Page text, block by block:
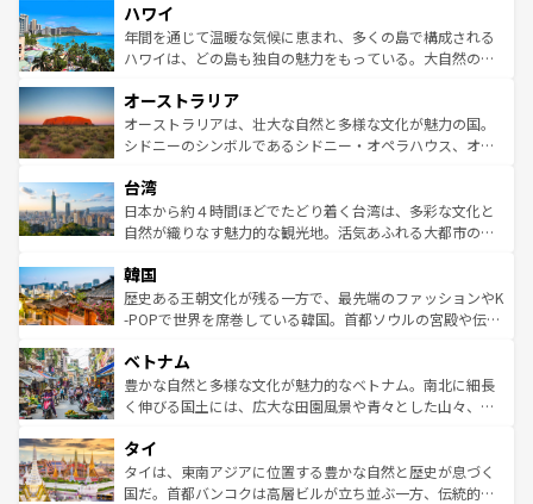
ば市内交通費無料で観光を楽しむこともできる。 なお、新
着のスイス情報はコンテンツ一覧 を参照してほしい。
のような巨大都市は、観光、ショッピング、エンターテイ
ンメントが詰まった刺激的なスポットだ。一方、アメリカ
西部には大自然が広がり、グランドキャニオンやイエロー
部のニューオーリンズでは、音楽と美食が融合した独特の
文化が魅力。旅行者はアメリカの各地域で異なる魅力を楽
しみながら、その多様性と豊かな歴史を感じることができ
ならではの贅沢な旅のスタイルだ。 なお、新着のアメリカ
情報はコンテンツ一覧を参照してほしい。
ハワイ
年間を通じて温暖な気候に恵まれ、多くの島で構成される
ハワイは、どの島も独自の魅力をもっている。大自然の神
ワイ島は見逃せない。また、定番の観光地といえばオアフ
島だが、静かな自然を求めるならマウイ島やカウアイ島が
おすすめ。エメラルドグリーンに輝く海をはじめ、豊かな
れるおもてなしの心で訪れる人々を迎えてくれるハワイの
人々、おいしいローカルフードやハワイアンミュージッ
ク、伝統的なフラダンスなど、すべてがハワイの魅力を彩
ワイを、存分に味わってほしい。 なお、新着のハワイ情報
はコンテンツ一覧を参照してほしい。
オーストラリア
オーストラリアは、壮大な自然と多様な文化が魅力の国。
シドニーのシンボルであるシドニー・オペラハウス、オー
リアリーフや大陸中央部にそびえるウルル（エアーズロッ
ク）、タスマニアの美しい原生林やケアンズの熱帯雨林な
ど、見どころがたくさん。また、カフェやワイン、オージ
いる。アクティビティも充実しており、サーフィンやダイ
ビング、ハイキングなど、アウトドア好きにはたまらな
い。オーストラリアの多彩な魅力を存分に味わいつくそ
参照してほしい。
台湾
日本から約４時間ほどでたどり着く台湾は、多彩な文化と
自然が織りなす魅力的な観光地。活気あふれる大都市の台
ン）、静ひつな山岳地帯である台湾東部など、都市の喧騒
と山間の静けさが共存しており、訪れる人に新しい発見と
驚きをもたらしてくれる。また、奥深い台湾の食文化も魅
容にもいいと評判のスイーツなど、バラエティ豊かな料理
が味わえる。 なお、新着の台湾情報は コンテンツ一覧を参
照してほしい。
韓国
歴史ある王朝文化が残る一方で、最先端のファッションやK
-POPで世界を席巻している韓国。首都ソウルの宮殿や伝統
き、地方に足を延ばせば四季折々の自然美を楽しむことが
できる。そして、キムチや焼肉、絶品のストリートフード
まで、さまざまな韓国料理が待っている。夜には、韓国な
リティに包まれながら、韓国の多彩な魅力を心ゆくまで味
わってみてほしい。 なお、新着の韓国情報はコンテンツ一
覧を参照してほしい。
ベトナム
豊かな自然と多様な文化が魅力的なベトナム。南北に細長
く伸びる国土には、広大な田園風景や青々とした山々、世
急速な発展と共に伝統が息づく。ハノイの古い町並みやホ
ーチミン市のフランス統治時代の建物も、独特の雰囲気を
醸し出している。また、バラエティの豊かさとおいしさで
タイ
タイは、東南アジアに位置する豊かな自然と歴史が息づく
国だ。首都バンコクは高層ビルが立ち並ぶ一方、伝統的な